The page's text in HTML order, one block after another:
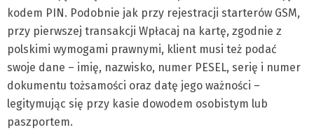
kodem PIN. Podobnie jak przy rejestracji starterów GSM,
przy pierwszej transakcji Wpłacaj na kartę, zgodnie z
polskimi wymogami prawnymi, klient musi też podać
swoje dane – imię, nazwisko, numer PESEL, serię i numer
dokumentu tożsamości oraz datę jego ważności –
legitymując się przy kasie dowodem osobistym lub
paszportem.